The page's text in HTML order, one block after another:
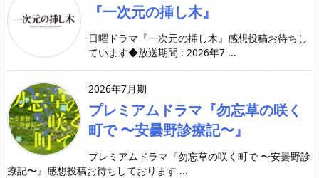
『一次元の挿し木』
日曜ドラマ『一次元の挿し木』感想投稿お待ちし
ています◆放送期間 : 2026年7 ...
2026年7月期
プレミアムドラマ『勿忘草の咲く
町で 〜安曇野診療記〜』
プレミアムドラマ『勿忘草の咲く町で 〜安曇野診
療記〜』感想投稿お待ちしております ...